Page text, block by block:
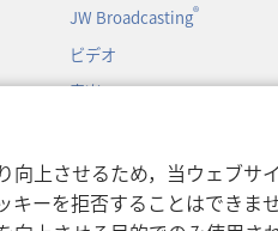
向上させるため，当ウェブ
キーを拒否することはでき
JW Broadcasting®
ビデオ
音楽
劇形式の聖書朗読